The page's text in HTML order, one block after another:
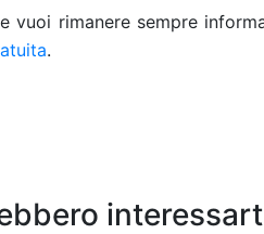
vuoi rimanere sempre
.